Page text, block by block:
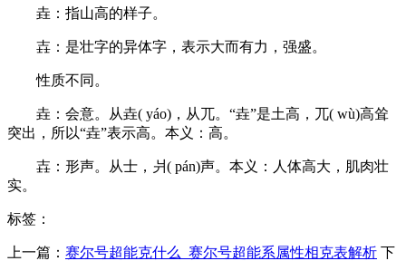
垚：指山高的样子。
壵：是壮字的异体字，表示大而有力，强盛。
性质不同。
垚：会意。从垚( yáo)，从兀。“垚”是土高，兀( wù)高耸
突出，所以“垚”表示高。本义：高。
壵：形声。从士，爿( pán)声。本义：人体高大，肌肉壮
实。
标签：
上一篇： ​赛尔号超能克什么_赛尔号超能系属性相克表解析 下